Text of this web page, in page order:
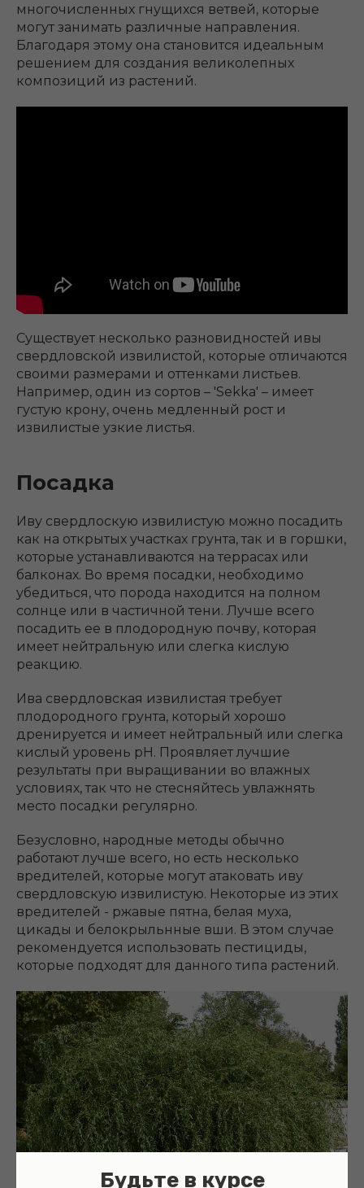
Будьте в курсе
многочисленных гнущихся ветвей, которые
могут занимать различные направления.
Благодаря этому она становится идеальным
решением для создания великолепных
композиций из растений.
Существует несколько разновидностей ивы
свердловской извилистой, которые отличаются
своими размерами и оттенками листьев.
Например, один из сортов – 'Sekka' – имеет
густую крону, очень медленный рост и
извилистые узкие листья.
Посадка
Иву свердлоскую извилистую можно посадить
как на открытых участках грунта, так и в горшки,
которые устанавливаются на террасах или
балконах. Во время посадки, необходимо
убедиться, что порода находится на полном
солнце или в частичной тени. Лучше всего
посадить ее в плодородную почву, которая
имеет нейтральную или слегка кислую
реакцию.
Ива свердловская извилистая требует
плодородного грунта, который хорошо
дренируется и имеет нейтральный или слегка
кислый уровень pH. Проявляет лучшие
результаты при выращивании во влажных
условиях, так что не стесняйтесь увлажнять
место посадки регулярно.
Безусловно, народные методы обычно
работают лучше всего, но есть несколько
вредителей, которые могут атаковать иву
свердловскую извилистую. Некоторые из этих
вредителей - ржавые пятна, белая муха,
цикады и белокрыльнные вши. В этом случае
рекомендуется использовать пестициды,
которые подходят для данного типа растений.